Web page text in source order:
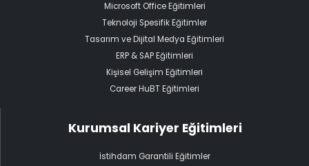
Microsoft Office Eğitimleri
Teknoloji Spesifik Eğitimler
Tasarım ve Dijital Medya Eğitimleri
ERP & SAP Eğitimleri
Kişisel Gelişim Eğitimleri
Career HuBT Eğitimleri
Kurumsal Kariyer Eğitimleri
İstihdam Garantili Eğitimler